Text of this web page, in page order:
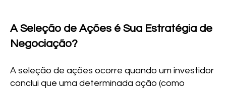
A Seleção de Ações é Sua Estratégia de
Negociação?
A seleção de ações ocorre quando um investidor
conclui que uma determinada ação (como